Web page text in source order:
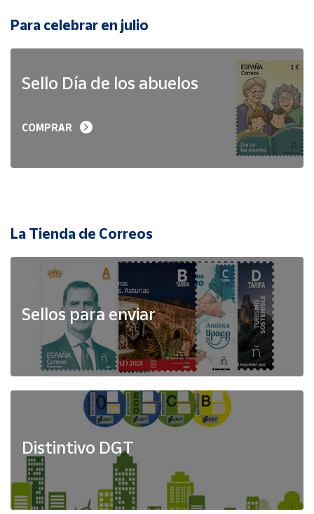
Para celebrar en julio
Sello Día de los abuelos
COMPRAR
La Tienda de Correos
Sellos para enviar
Distintivo DGT